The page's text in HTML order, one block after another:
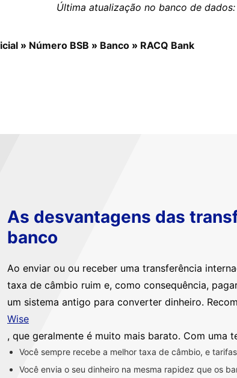
Última atualização no banco de
» Número BSB » Banco » RACQ Bank
As desvantagens das
banco
Ao enviar ou ou receber uma transferência
taxa de câmbio ruim e, como consequência,
um sistema antigo para converter dinheiro.
Wise
, que geralmente é muito mais barato. Com uma
Você sempre recebe a melhor taxa de câmbio, e
Você envia o seu dinheiro na mesma rapidez que os